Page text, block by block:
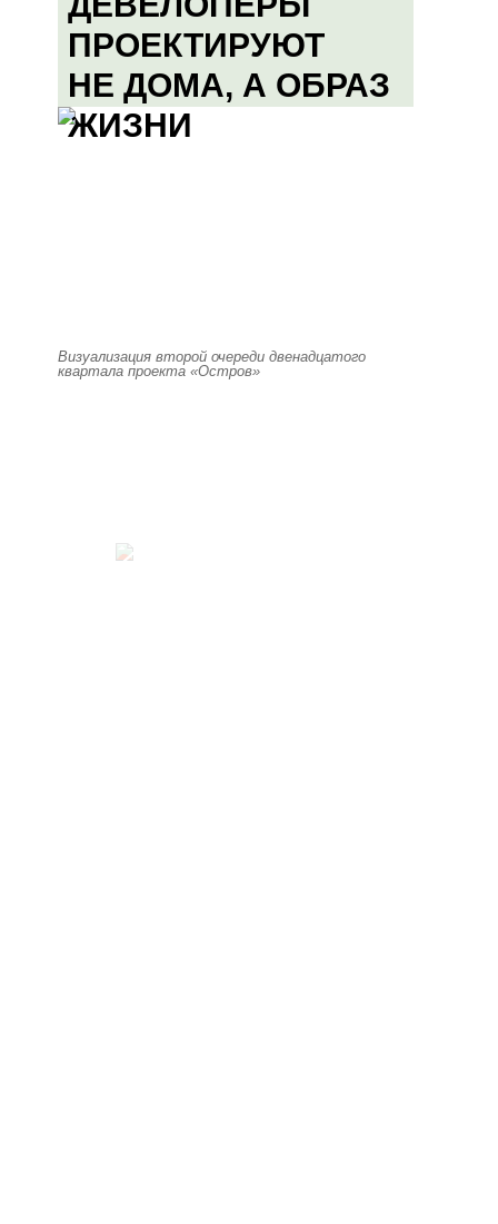
ПРОЕКТИРУЮТ
НЕ ДОМА, А ОБРАЗ
ЖИЗНИ
Визуализация второй очереди двенадцатого
квартала проекта «Остров»